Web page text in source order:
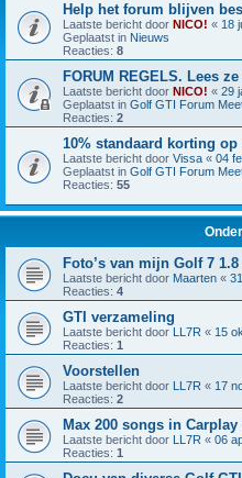
Help het forum blijven
Laatste bericht door NICO! « 18
Geplaatst in Nieuws
Reacties: 8
FORUM REGELS. Lees
Laatste bericht door NICO! « 29
Geplaatst in Golf GTI Forum
Reacties: 2
10% standaard korting
Laatste bericht door Vissa « 04
Geplaatst in Golf GTI Forum
Reacties: 55
Foto’s van mijn Golf 7
Laatste bericht door Maarten «
Reacties: 4
GTI verzameling
Laatste bericht door LL7R « 15
Reacties: 1
Voorstellen
Laatste bericht door LL7R « 17
Reacties: 2
Max 200 songs in
Laatste bericht door LL7R « 06
Reacties: 1